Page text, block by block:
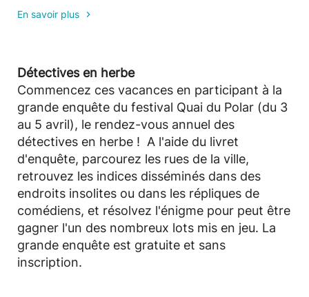
En savoir plus
Détectives en herbe
Commencez ces vacances en participant à la
grande enquête du festival Quai du Polar (du 3
au 5 avril), le rendez-vous annuel des
détectives en herbe ! A l'aide du livret
d'enquête, parcourez les rues de la ville,
retrouvez les indices disséminés dans des
endroits insolites ou dans les répliques de
comédiens, et résolvez l'énigme pour peut être
gagner l'un des nombreux lots mis en jeu. La
grande enquête est gratuite et sans
inscription.